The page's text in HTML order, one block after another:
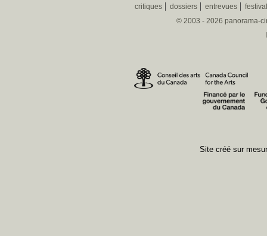
critiques dossiers entrevues
© 2003 - 2026 panorama-
Site créé sur